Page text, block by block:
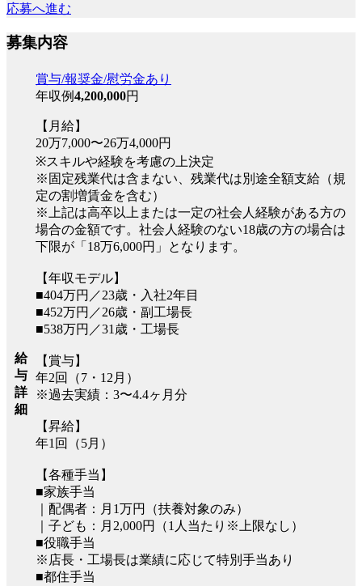
応募へ進む
募集内容
給
与
詳
細
賞与/報奨金/慰労金あり
年収例4,200,000円
【月給】
20万7,000〜26万4,000円
※スキルや経験を考慮の上決定
※固定残業代は含まない、残業代は別途全額支給（規
定の割増賃金を含む）
※上記は高卒以上または一定の社会人経験がある方の
場合の金額です。社会人経験のない18歳の方の場合は
下限が「18万6,000円」となります。
【年収モデル】
■404万円／23歳・入社2年目
■452万円／26歳・副工場長
■538万円／31歳・工場長
【賞与】
年2回（7・12月）
※過去実績：3〜4.4ヶ月分
【昇給】
年1回（5月）
【各種手当】
■家族手当
｜配偶者：月1万円（扶養対象のみ）
｜子ども：月2,000円（1人当たり※上限なし）
■役職手当
※店長・工場長は業績に応じて特別手当あり
■都住手当